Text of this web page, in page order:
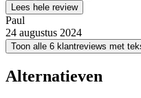
Lees hele review
Paul
24 augustus 2024
Toon alle 6 klantreviews met
Alternatieven